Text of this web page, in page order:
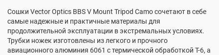
Сошки Vector Optics BBS V Mount Tripod Camo сочетают в себе
самые надежные и практичные материалы для
продолжительной эксплуатации в экстремальных условиях.
Трубки ножек изготовлены из легкого и прочного
авиационного алюминия 6061 с термической обработкой T-6, а